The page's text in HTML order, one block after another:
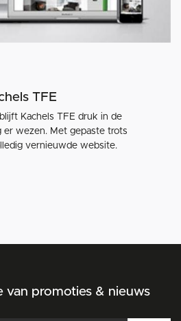
TFE
Kachels TFE druk in de
er wezen. Met gepaste trots
vernieuwde website.
van promoties & nieuws